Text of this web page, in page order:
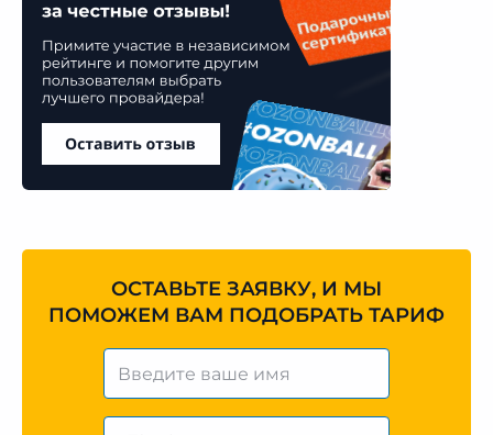
ОСТАВЬТЕ ЗАЯВКУ, И МЫ
ПОМОЖЕМ ВАМ ПОДОБРАТЬ ТАРИФ